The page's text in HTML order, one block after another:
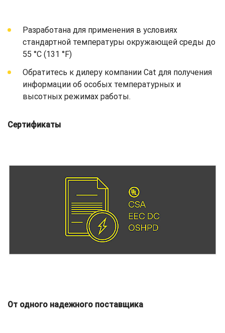
Разработана для применения в условиях
стандартной температуры окружающей среды до
55 °C (131 °F)
Обратитесь к дилеру компании Cat для получения
информации об особых температурных и
высотных режимах работы.
Сертификаты
От одного надежного поставщика